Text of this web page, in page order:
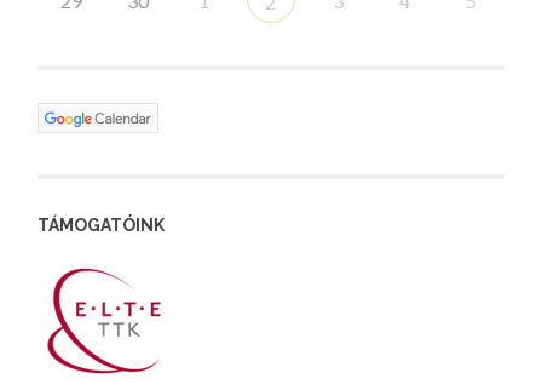
TÁMOGATÓINK